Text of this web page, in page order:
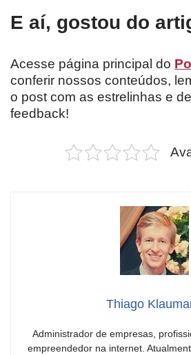
E aí, gostou do
Acesse página principal do
conferir nossos conteúdos,
o post com as estrelinhas e
feedback!
Thiago
Administrador de empresas,
empreendedor na internet.